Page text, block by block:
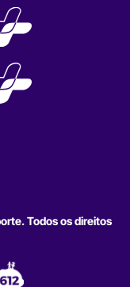
Todos os direitos